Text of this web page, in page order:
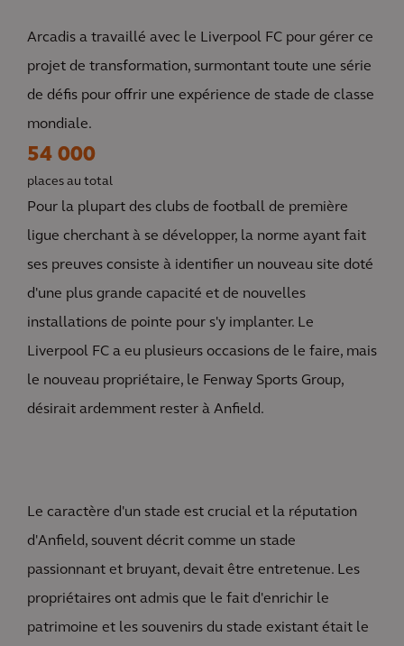
Arcadis a travaillé avec le Liverpool FC pour gérer ce
projet de transformation, surmontant toute une série
de défis pour offrir une expérience de stade de classe
mondiale.
54 000
places au total
Pour la plupart des clubs de football de première
ligue cherchant à se développer, la norme ayant fait
ses preuves consiste à identifier un nouveau site doté
d'une plus grande capacité et de nouvelles
installations de pointe pour s'y implanter. Le
Liverpool FC a eu plusieurs occasions de le faire, mais
le nouveau propriétaire, le Fenway Sports Group,
désirait ardemment rester à Anfield.
Le caractère d'un stade est crucial et la réputation
d'Anfield, souvent décrit comme un stade
passionnant et bruyant, devait être entretenue. Les
propriétaires ont admis que le fait d'enrichir le
patrimoine et les souvenirs du stade existant était le